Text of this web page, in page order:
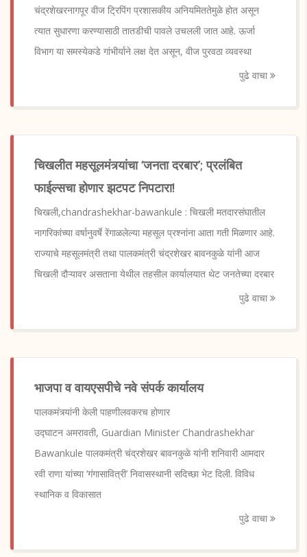
चंद्रशेखरनागपूर वीज ट्रिपिंग प्रशासकीय अनियमिततेमुळे होत असून
त्यात सुधारणा करण्यासाठी तातडीची पावले उचलली जात आहे. ऊर्जा
विभाग या समस्येकडे गांभीर्याने लक्ष देत असून, वीज पुरवठा व्यवस्था
पुढे वाचा
चिखलीत महसूलमंत्र्यांचा ‘जनता दरबार’; प्रलंबित
फाईल्सचा होणार झटपट निपटारा!
चिखली,chandrashekhar-bawankule : चिखली मतदारसंघातील
नागरिकांच्या वर्षानुवर्षे रेंगाळलेल्या महसूल प्रश्नांना आता गती मिळणार आहे.
राज्याचे महसूलमंत्री तथा पालकमंत्री चंद्रशेखर बावनकुळे यांनी आज
चिखली दौऱ्यावर असताना येथील तहसील कार्यालयात थेट जनतेच्या दरबार
पुढे वाचा
भाजपा व वायएसपीचे नवे संपर्क कार्यालय
पालकमंत्र्यांनी केली पाहणीलवकरच होणार
उद्घाटन अमरावती, Guardian Minister Chandrashekhar
Bawankule पालकमंत्री चंद्रशेखर बावनकुळे यांनी शनिवारी आमदार
रवी राणा यांच्या ‘गंगासावित्री’ निवासस्थानी सदिच्छा भेट दिली. विविध
स्थानिक व विकासात
पुढे वाचा